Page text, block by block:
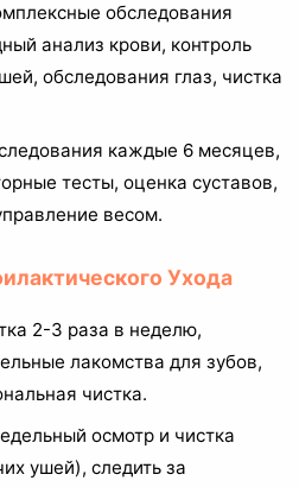
обследования
анализ крови, контроль
обследования глаз, чистка
каждые 6 месяцев,
тесты, оценка суставов,
весом.
Ухода
2-3 раза в неделю,
лакомства для зубов,
чистка.
осмотр и чистка
ушей), следить за